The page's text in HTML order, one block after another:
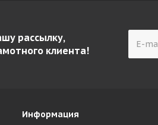
рассылку,
клиента!
Информация